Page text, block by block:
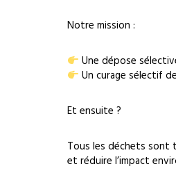
Notre mission :
Une dépose
Un curage sélectif
Et ensuite ?
Tous les déchets sont
et réduire l’impact